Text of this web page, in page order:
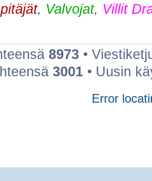
, Valvojat, Villit
8973 •
3001 • Uusin
Error